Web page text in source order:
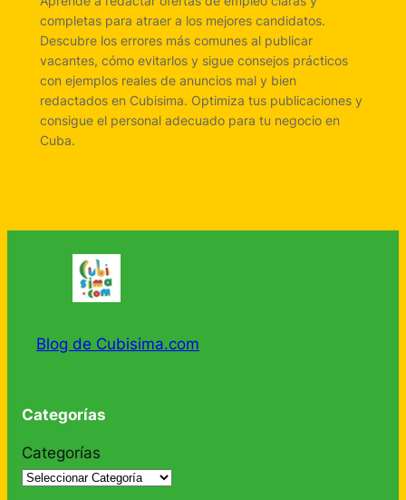
completas para atraer a los mejores candidatos.
Descubre los errores más comunes al publicar
vacantes, cómo evitarlos y sigue consejos prácticos
con ejemplos reales de anuncios mal y bien
redactados en Cubisima. Optimiza tus publicaciones y
consigue el personal adecuado para tu negocio en
Cuba.
Blog de Cubisima.com
Categorías
Categorías